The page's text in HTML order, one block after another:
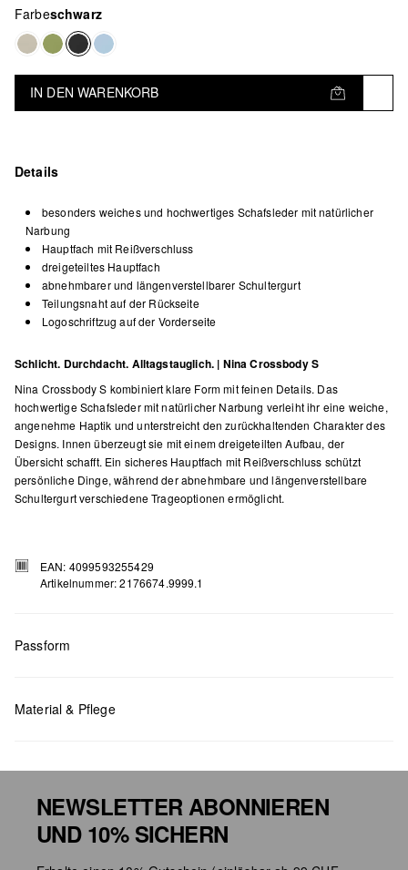
Farbeschwarz
IN DEN WARENKORB
Details
besonders weiches und hochwertiges Schafsleder mit natürlicher
Narbung
Hauptfach mit Reißverschluss
dreigeteiltes Hauptfach
abnehmbarer und längenverstellbarer Schultergurt
Teilungsnaht auf der Rückseite
Logoschriftzug auf der Vorderseite
Schlicht. Durchdacht. Alltagstauglich. | Nina Crossbody S
Nina Crossbody S kombiniert klare Form mit feinen Details. Das
hochwertige Schafsleder mit natürlicher Narbung verleiht ihr eine weiche,
angenehme Haptik und unterstreicht den zurückhaltenden Charakter des
Designs. Innen überzeugt sie mit einem dreigeteilten Aufbau, der
Übersicht schafft. Ein sicheres Hauptfach mit Reißverschluss schützt
persönliche Dinge, während der abnehmbare und längenverstellbare
Schultergurt verschiedene Trageoptionen ermöglicht.
EAN: 4099593255429
Artikelnummer: 2176674.9999.1
Passform
Material & Pflege
NEWSLETTER ABONNIEREN
UND 10% SICHERN